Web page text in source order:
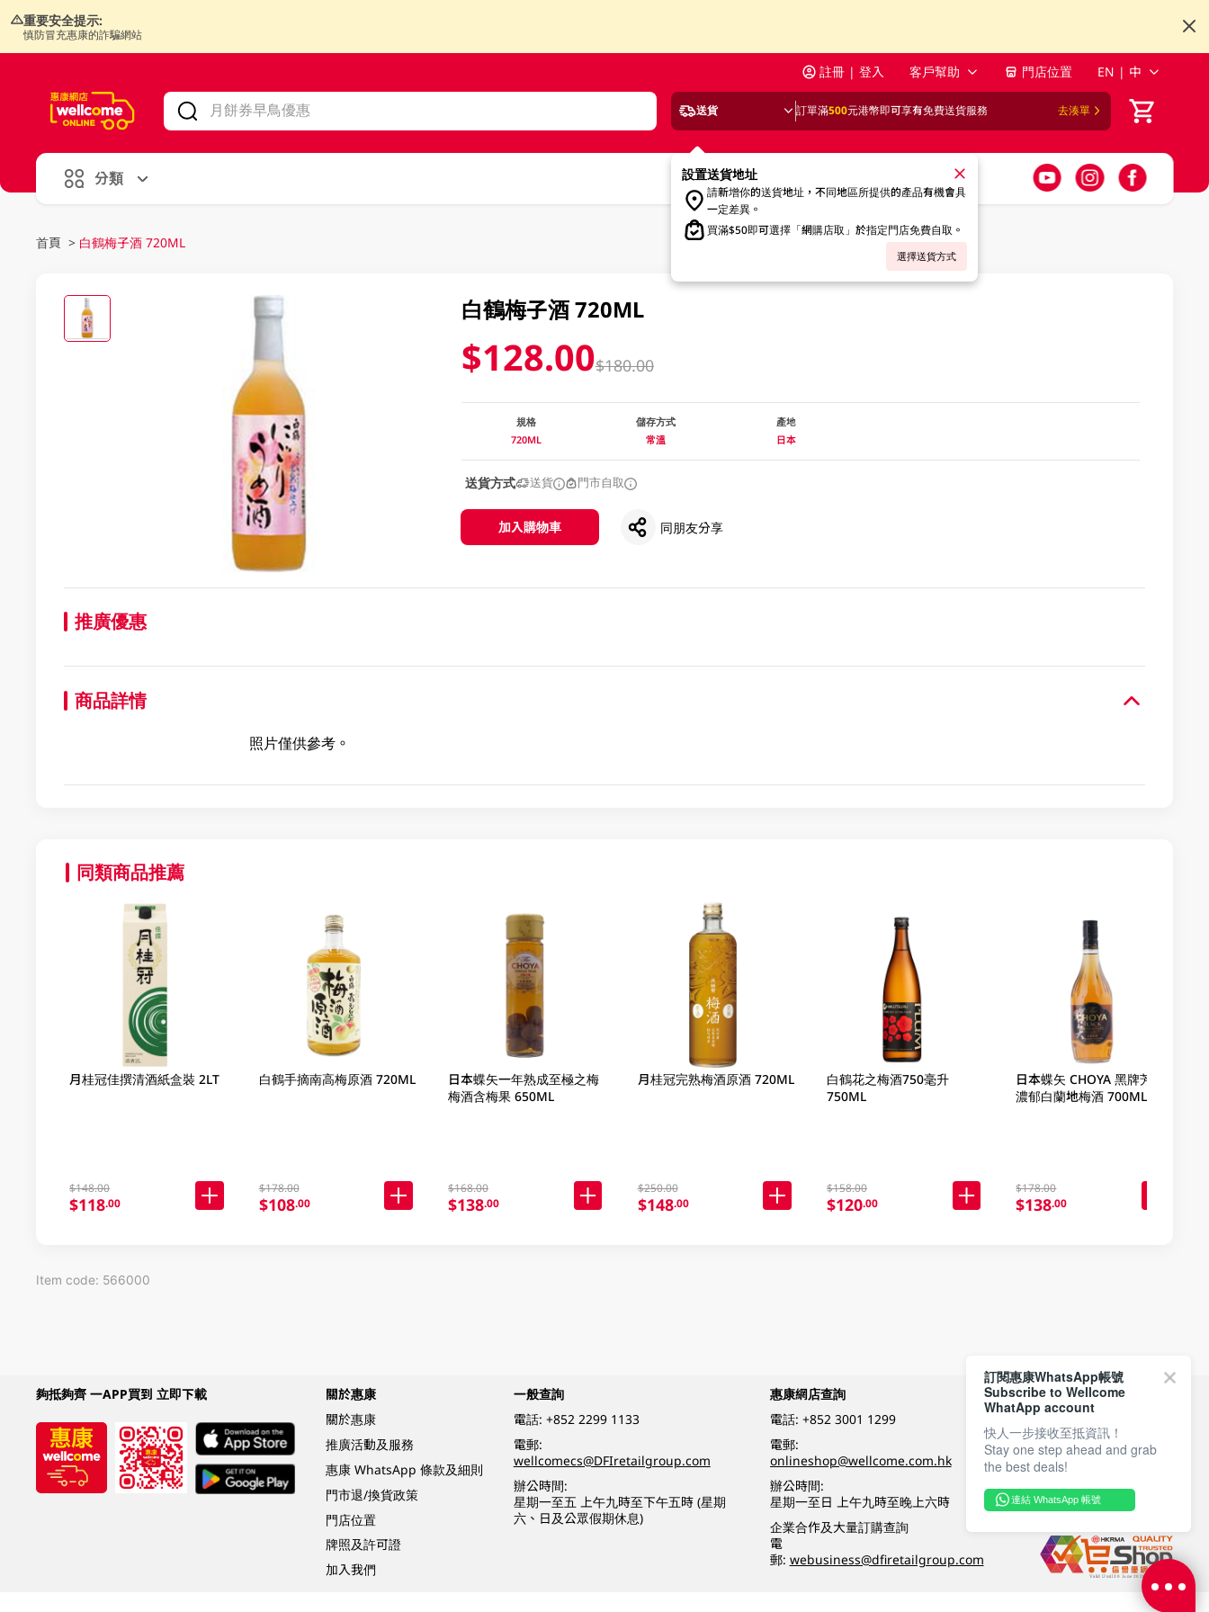
重要安全提示:
慎防冒充惠康的詐騙網站
註冊 | 登入 客戶幫助 門店位置 EN | 中
送貨 訂單滿500元港幣即可享有免費送貨服務 去湊單
設置送貨地址
請新增你的送貨地址，不同地區所提供的產品有機會具
一定差異。
買滿$50即可選擇「網購店取」於指定門店免費自取。
選擇送貨方式
分類
首頁 > 白鶴梅子酒 720ML
白鶴梅子酒 720ML
$128.00$180.00
規格
720ML
儲存方式
常溫
產地
日本
送貨方式 送貨 門市自取
加入購物車 同朋友分享
推廣優惠
商品詳情
照片僅供參考。
同類商品推薦
月桂冠佳撰清酒紙盒裝 2LT
$148.00
$118.00
白鶴手摘南高梅原酒 720ML
$178.00
$108.00
日本蝶矢一年熟成至極之梅
梅酒含梅果 650ML
$168.00
$138.00
月桂冠完熟梅酒原酒 720ML
$250.00
$148.00
白鶴花之梅酒750毫升
750ML
$158.00
$120.00
日本蝶矢 CHOYA 黑牌芳醇
濃郁白蘭地梅酒 700ML
$178.00
$138.00
Item code: 566000
夠抵夠齊 一APP買到 立即下載
關於惠康
關於惠康
推廣活動及服務
惠康 WhatsApp 條款及細則
門市退/換貨政策
門店位置
牌照及許可證
加入我們
一般查詢
電話: +852 2299 1133
電郵:
wellcomecs@DFIretailgroup.com
辦公時間:
星期一至五 上午九時至下午五時 (星期
六、日及公眾假期休息)
惠康網店查詢
電話: +852 3001 1299
電郵:
onlineshop@wellcome.com.hk
辦公時間:
星期一至日 上午九時至晚上六時
企業合作及大量訂購查詢
電
郵: webusiness@dfiretailgroup.com
付款方式
關注我們
訂閱惠康WhatsApp帳號
Subscribe to Wellcome
WhatApp account
快人一步接收至抵資訊！
Stay one step ahead and grab
the best deals!
連結 WhatsApp 帳號